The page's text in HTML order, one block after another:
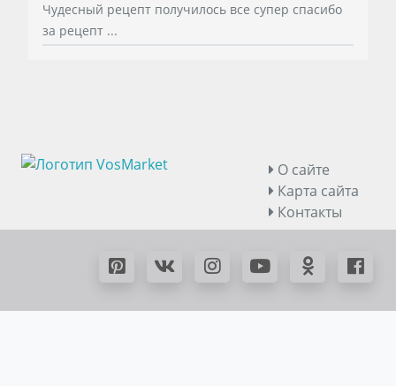
Чудесный рецепт получилось все супер спасибо
за рецепт ...
О сайте
Карта сайта
Контакты